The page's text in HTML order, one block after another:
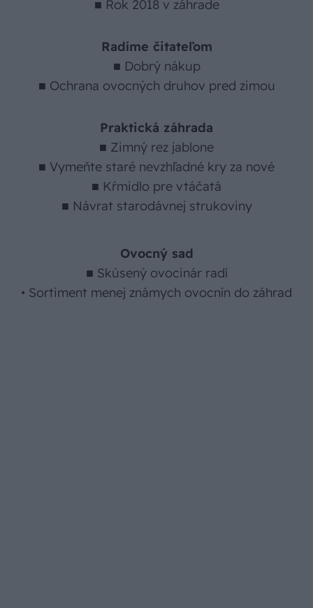
■ Rok 2018 v záhrade
Radíme čitateľom
■ Dobrý nákup
■ Ochrana ovocných druhov pred zimou
Praktická záhrada
■ Zimný rez jablone
■ Vymeňte staré nevzhľadné kry za nové
■ Kŕmidlo pre vtáčatá
■ Návrat starodávnej strukoviny
Ovocný sad
■ Skúsený ovocinár radí
• Sortiment menej známych ovocnín do záhrad